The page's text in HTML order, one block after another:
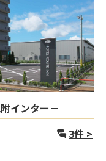
インター－
3件 >